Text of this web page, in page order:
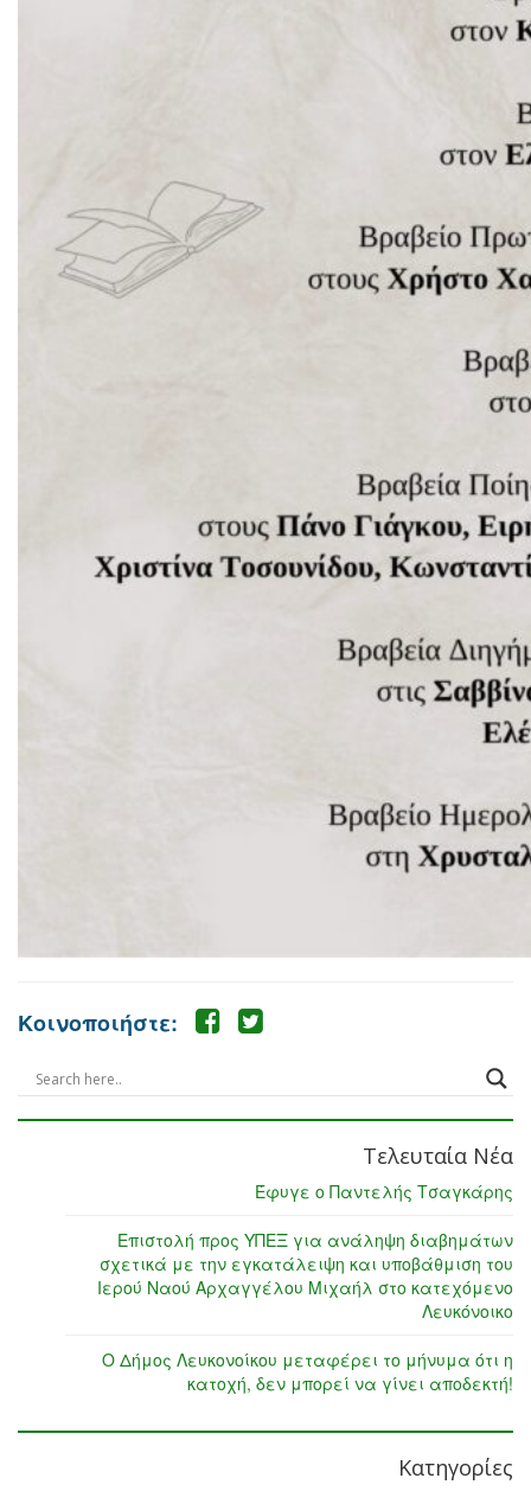
Κοινοποιήστε:
Τελευταία Νέα
Έφυγε ο Παντελής Τσαγκάρης
Επιστολή προς ΥΠΕΞ για ανάληψη διαβημάτων
σχετικά με την εγκατάλειψη και υποβάθμιση του
Ιερού Ναού Αρχαγγέλου Μιχαήλ στο κατεχόμενο
Λευκόνοικο
Ο Δήμος Λευκονοίκου μεταφέρει το μήνυμα ότι η
κατοχή, δεν μπορεί να γίνει αποδεκτή!
Κατηγορίες